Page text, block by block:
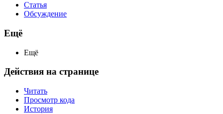
Статья
Обсуждение
Ещё
Ещё
Действия на странице
Читать
Просмотр кода
История